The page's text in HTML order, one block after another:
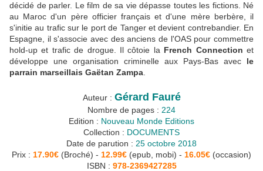
décidé de parler. Le film de sa vie dépasse toutes les fictions. Né
au Maroc d'un père officier français et d'une mère berbère, il
s'initie au trafic sur le port de Tanger et devient contrebandier. En
Espagne, il s'associe avec des anciens de l'OAS pour commettre
hold-up et trafic de drogue. Il côtoie la French Connection et
développe une organisation criminelle aux Pays-Bas avec le
parrain marseillais Gaëtan Zampa
Auteur : Gérard Fauré
Nombre de pages : 224
Edition : Nouveau Monde Editions
Collection : DOCUMENTS
Date de parution : 25 octobre 2018
Prix : 17.90€ (Broché) - 12.99€ (epub, mobi) - 16.05€ (occasion)
ISBN : 978-2369427285